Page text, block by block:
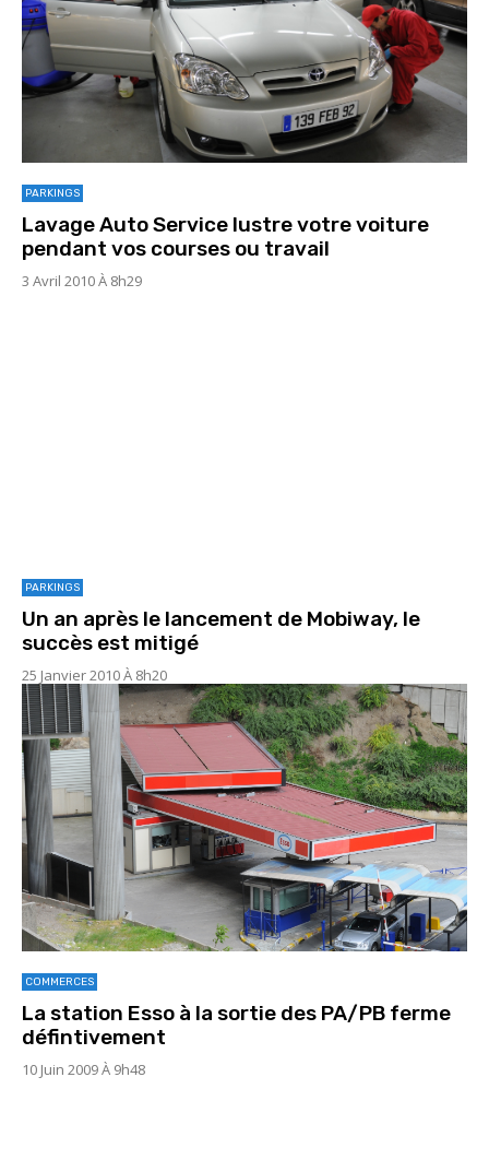
PARKINGS
Lavage Auto Service lustre votre voiture
pendant vos courses ou travail
3 Avril 2010 À 8h29
PARKINGS
Un an après le lancement de Mobiway, le
succès est mitigé
25 Janvier 2010 À 8h20
COMMERCES
La station Esso à la sortie des PA/PB ferme
défintivement
10 Juin 2009 À 9h48